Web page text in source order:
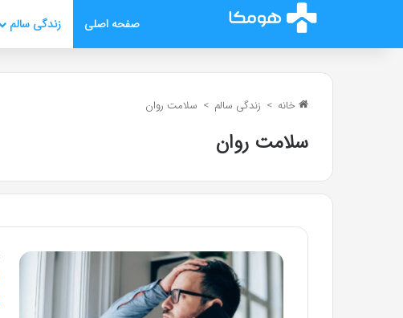
صفحه اصلی زندگی سالم
خانه > زندگی سالم > سلامت روان
سلامت روان